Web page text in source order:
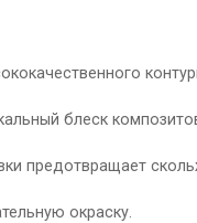
блеск
предотвращает
окраску.